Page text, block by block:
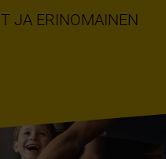
JA ERINOMAINEN